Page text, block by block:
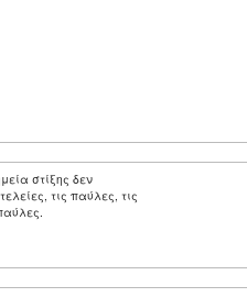
στίξης δεν
τις παύλες, τις